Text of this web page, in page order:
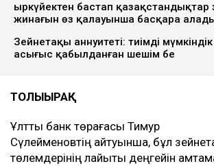
Қыркүйектен бастап
жинағын өз қалауынша басқара
Зейнетақы аннуитеті: тиімді
асығыс қабылданған шешім бе
ТОЛЫҒЫРАҚ
Ұлттық банк төрағасы Тимур
Сүлейменовтің айтуынша, бұл
төлемдерінің лайықты деңгейін